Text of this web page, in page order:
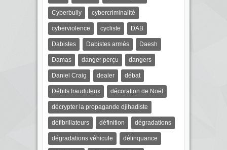
Cyberbully cybercriminalité
cyberviolence cycliste DAB
Dabistes Dabistes armés Daesh
Damas danger perçu dangers
Daniel Craig dealer débat
Débits frauduleux décoration de Noël
décrypter la propagande djihadiste
défibrillateurs définition dégradations
dégradations véhicule délinquance